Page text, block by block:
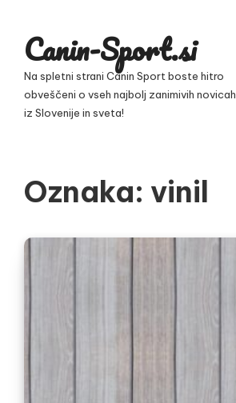
contentCanin-Sport.si
Na spletni strani Canin Sport boste hitro
obveščeni o vseh najbolj zanimivih novicah
iz Slovenije in sveta!
Oznaka: vinil